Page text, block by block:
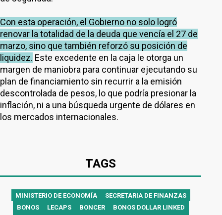
Con esta operación, el Gobierno no solo logró
renovar la totalidad de la deuda que vencía el 27 de
marzo, sino que también reforzó su posición de
liquidez. Este excedente en la caja le otorga un
margen de maniobra para continuar ejecutando su
plan de financiamiento sin recurrir a la emisión
descontrolada de pesos, lo que podría presionar la
inflación, ni a una búsqueda urgente de dólares en
los mercados internacionales.
TAGS
MINISTERIO DE ECONOMÍA
SECRETARIA DE FINANZAS
BONOS
LECAPS BONCER
BONOS DOLLAR LINKED